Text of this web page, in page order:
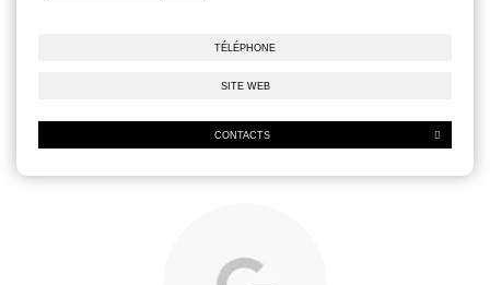
TÉLÉPHONE
SITE WEB
CONTACTS